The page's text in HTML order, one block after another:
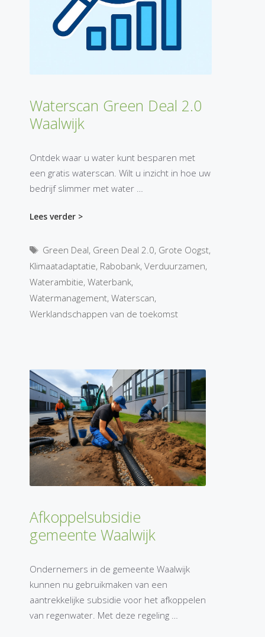
Waterscan Green Deal 2.0
Waalwijk
Ontdek waar u water kunt besparen met
een gratis waterscan. Wilt u inzicht in hoe uw
bedrijf slimmer met water …
Lees verder >
Tags
Green Deal, Green Deal 2.0, Grote Oogst,
Klimaatadaptatie, Rabobank, Verduurzamen,
Waterambitie, Waterbank,
Watermanagement, Waterscan,
Werklandschappen van de toekomst
Afkoppelsubsidie
gemeente Waalwijk
Ondernemers in de gemeente Waalwijk
kunnen nu gebruikmaken van een
aantrekkelijke subsidie voor het afkoppelen
van regenwater. Met deze regeling …